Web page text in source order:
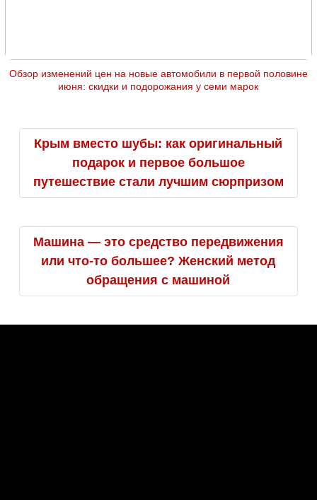
Обзор изменений цен на новые автомобили в первой половине
июня: скидки и подорожания у семи марок
Крым вместо шубы: как оригинальный
подарок и первое большое
путешествие стали лучшим сюрпризом
Машина — это средство передвижения
или что-то большее? Женский метод
обращения с машиной